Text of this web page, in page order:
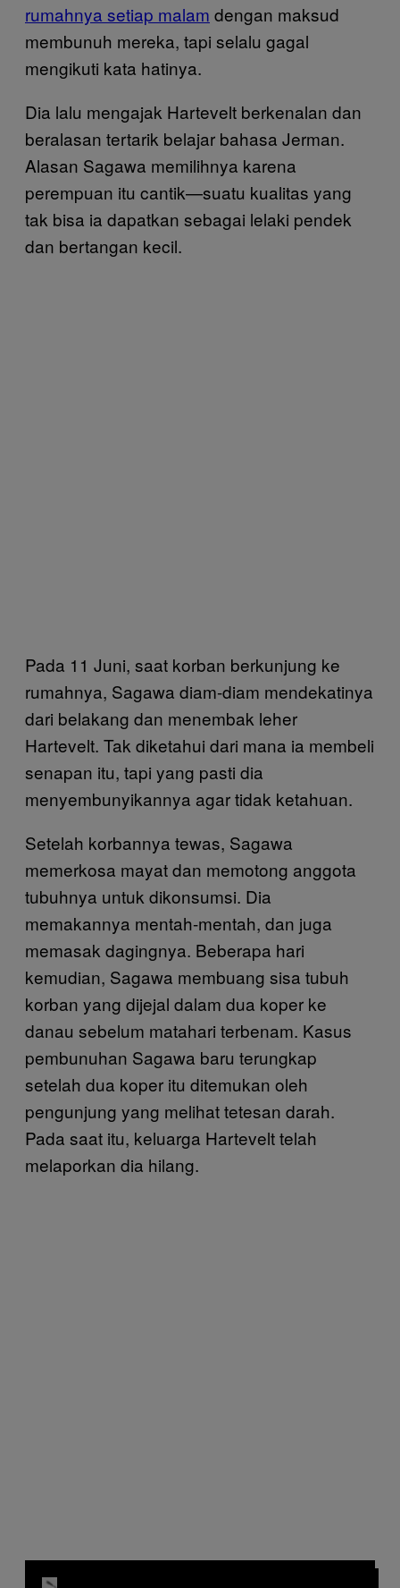
rumahnya setiap malam dengan maksud
membunuh mereka, tapi selalu gagal
mengikuti kata hatinya.
Dia lalu mengajak Hartevelt berkenalan dan
beralasan tertarik belajar bahasa Jerman.
Alasan Sagawa memilihnya karena
perempuan itu cantik—suatu kualitas yang
tak bisa ia dapatkan sebagai lelaki pendek
dan bertangan kecil.
Pada 11 Juni, saat korban berkunjung ke
rumahnya, Sagawa diam-diam mendekatinya
dari belakang dan menembak leher
Hartevelt. Tak diketahui dari mana ia membeli
senapan itu, tapi yang pasti dia
menyembunyikannya agar tidak ketahuan.
Setelah korbannya tewas, Sagawa
memerkosa mayat dan memotong anggota
tubuhnya untuk dikonsumsi. Dia
memakannya mentah-mentah, dan juga
memasak dagingnya. Beberapa hari
kemudian, Sagawa membuang sisa tubuh
korban yang dijejal dalam dua koper ke
danau sebelum matahari terbenam. Kasus
pembunuhan Sagawa baru terungkap
setelah dua koper itu ditemukan oleh
pengunjung yang melihat tetesan darah.
Pada saat itu, keluarga Hartevelt telah
melaporkan dia hilang.